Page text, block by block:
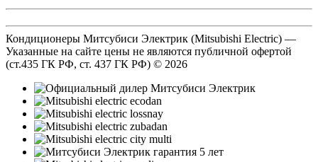
Кондиционеры Митсубиси Электрик (Mitsubishi Electric) —
Указанные на сайте цены не являются публичной офертой
(ст.435 ГК РФ, cт. 437 ГК РФ) © 2026